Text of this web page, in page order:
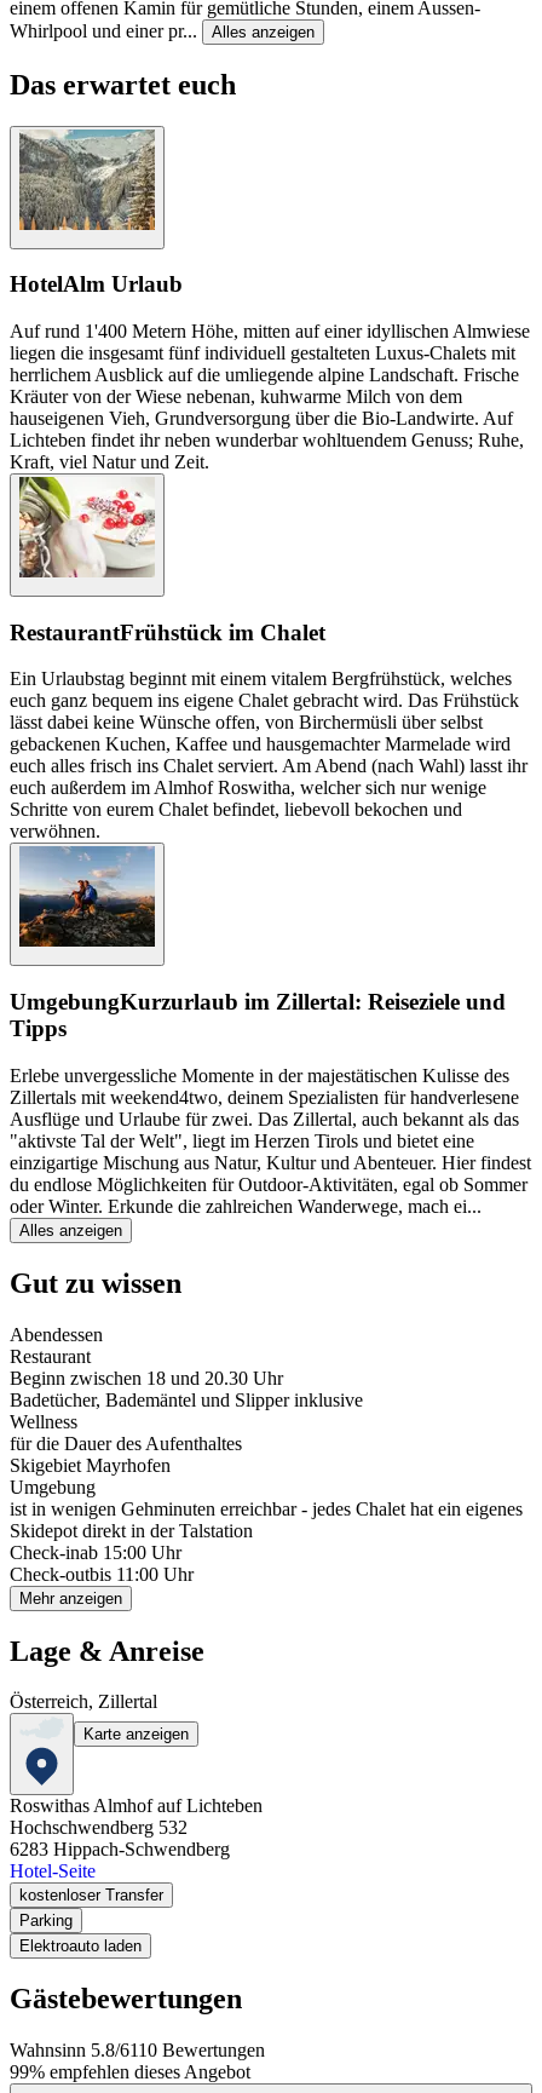
einem offenen Kamin für gemütliche Stunden, einem Aussen-
Whirlpool und einer pr... Alles anzeigen
Das erwartet euch
HotelAlm Urlaub
Auf rund 1'400 Metern Höhe, mitten auf einer idyllischen Almwiese
liegen die insgesamt fünf individuell gestalteten Luxus-Chalets mit
herrlichem Ausblick auf die umliegende alpine Landschaft. Frische
Kräuter von der Wiese nebenan, kuhwarme Milch von dem
hauseigenen Vieh, Grundversorgung über die Bio-Landwirte. Auf
Lichteben findet ihr neben wunderbar wohltuendem Genuss; Ruhe,
Kraft, viel Natur und Zeit.
RestaurantFrühstück im Chalet
Ein Urlaubstag beginnt mit einem vitalem Bergfrühstück, welches
euch ganz bequem ins eigene Chalet gebracht wird. Das Frühstück
lässt dabei keine Wünsche offen, von Birchermüsli über selbst
gebackenen Kuchen, Kaffee und hausgemachter Marmelade wird
euch alles frisch ins Chalet serviert. Am Abend (nach Wahl) lasst ihr
euch außerdem im Almhof Roswitha, welcher sich nur wenige
Schritte von eurem Chalet befindet, liebevoll bekochen und
verwöhnen.
UmgebungKurzurlaub im Zillertal: Reiseziele und
Tipps
Erlebe unvergessliche Momente in der majestätischen Kulisse des
Zillertals mit weekend4two, deinem Spezialisten für handverlesene
Ausflüge und Urlaube für zwei. Das Zillertal, auch bekannt als das
"aktivste Tal der Welt", liegt im Herzen Tirols und bietet eine
einzigartige Mischung aus Natur, Kultur und Abenteuer. Hier findest
du endlose Möglichkeiten für Outdoor-Aktivitäten, egal ob Sommer
oder Winter. Erkunde die zahlreichen Wanderwege, mach ei...
Alles anzeigen
Gut zu wissen
Abendessen
Restaurant
Beginn zwischen 18 und 20.30 Uhr
Badetücher, Bademäntel und Slipper inklusive
Wellness
für die Dauer des Aufenthaltes
Skigebiet Mayrhofen
Umgebung
ist in wenigen Gehminuten erreichbar - jedes Chalet hat ein eigenes
Skidepot direkt in der Talstation
Check-inab 15:00 Uhr
Check-outbis 11:00 Uhr
Mehr anzeigen
Lage & Anreise
Österreich, Zillertal
Karte anzeigen
Roswithas Almhof auf Lichteben
Hochschwendberg 532
6283 Hippach-Schwendberg
Hotel-Seite
kostenloser Transfer
Parking
Elektroauto laden
Gästebewertungen
Wahnsinn 5.8/6110 Bewertungen
99% empfehlen dieses Angebot